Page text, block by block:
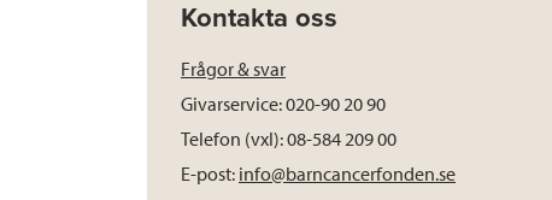
Kontakta oss
Frågor & svar
Givarservice: 020-90 20 90
Telefon (vxl): 08-584 209 00
E-post: info@barncancerfonden.se